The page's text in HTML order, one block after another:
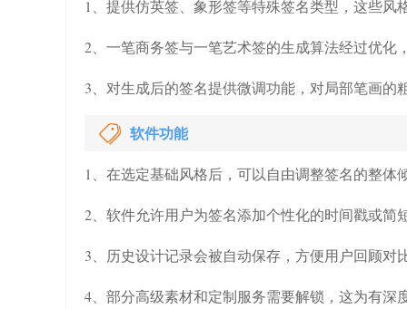
1、提供仿英签、象形签等特殊签名类型，这些
2、一笔商务签与一笔艺术签的生成算法经过优
3、对生成后的签名提供微调功能，对局部笔画
软件功能
1、在选定基础风格后，可以自由调整签名的整
2、软件允许用户为签名添加个性化的时间戳或
3、历史设计记录会被自动保存，方便用户回顾
4、部分高级素材和定制服务需要解锁，这为有